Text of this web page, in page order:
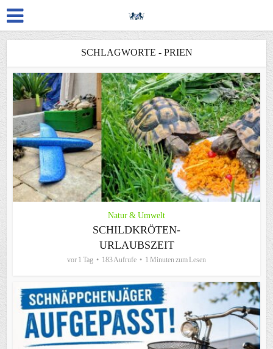
SCHLAGWORTE - PRIEN
Natur & Umwelt
SCHILDKRÖTEN-
URLAUBSZEIT
vor 1 Tag 183 Aufrufe 1 Minuten zum Lesen